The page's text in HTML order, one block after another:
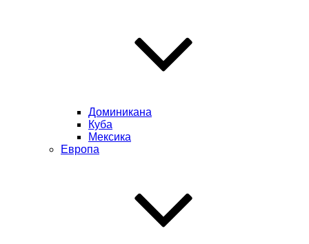
Доминикана
Куба
Мексика
Европа